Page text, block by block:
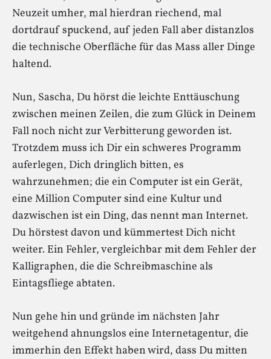
Neuzeit umher, mal hierdran riechend, mal
dortdrauf spuckend, auf jeden Fall aber distanzlos
die technische Oberfläche für das Mass aller Dinge
haltend.
Nun, Sascha, Du hörst die leichte Enttäuschung
zwischen meinen Zeilen, die zum Glück in Deinem
Fall noch nicht zur Verbitterung geworden ist.
Trotzdem muss ich Dir ein schweres Programm
auferlegen, Dich dringlich bitten, es
wahrzunehmen; die ein Computer ist ein Gerät,
eine Million Computer sind eine Kultur und
dazwischen ist ein Ding, das nennt man Internet.
Du hörstest davon und kümmertest Dich nicht
weiter. Ein Fehler, vergleichbar mit dem Fehler der
Kalligraphen, die die Schreibmaschine als
Eintagsfliege abtaten.
Nun gehe hin und gründe im nächsten Jahr
weitgehend ahnungslos eine Internetagentur, die
immerhin den Effekt haben wird, dass Du mitten